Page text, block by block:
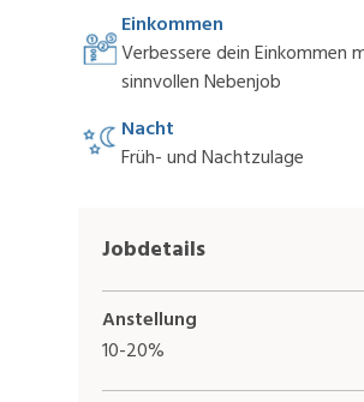
Einkommen
Verbessere dein Einkommen
sinnvollen Nebenjob
Nacht
Früh- und Nachtzulage
Jobdetails
Anstellung
10-20%